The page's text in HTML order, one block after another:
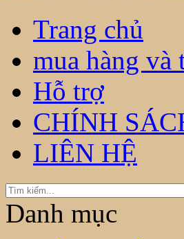
Trang chủ
mua hàng và
Hỗ trợ
CHÍNH
LIÊN HỆ
Danh mục